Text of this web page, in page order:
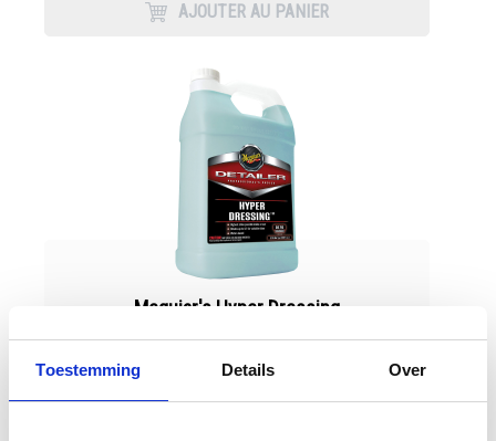
Toestemming Details Over
AJOUTER AU PANIER
Meguiar's Hyper Dressing